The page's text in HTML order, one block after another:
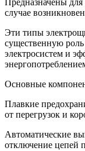
Предназначены
случае
Эти типы
существенную
электросистем и
Основные
Плавкие
от перегрузок и
Автоматические
отключение цепей